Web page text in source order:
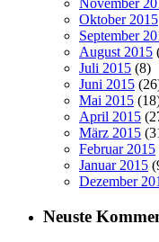
November
Oktober 2015
September
August 2015
Juli 2015 (8)
Juni 2015
Mai 2015
April 2015
März 2015
Februar 2015
Januar 2015
Dezember
Neuste